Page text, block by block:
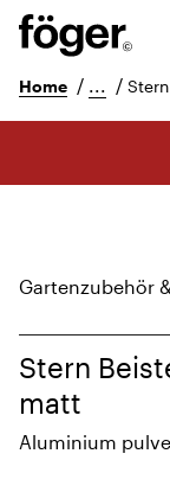
Home / ... /
Gartenzubehör
Stern
matt
Aluminium